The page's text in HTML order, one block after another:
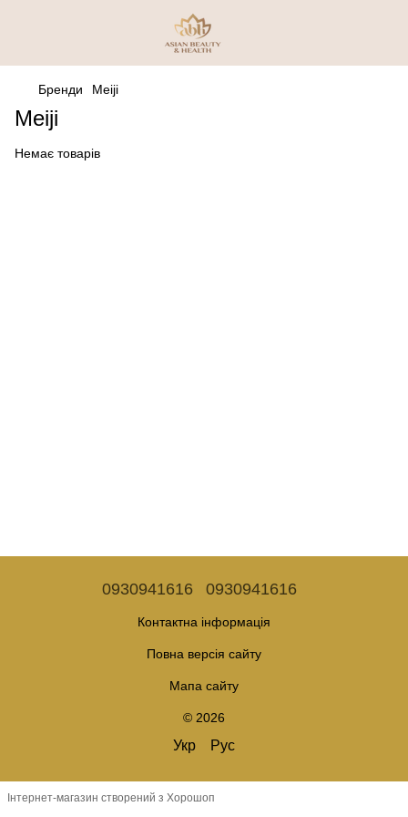
Бренди Meiji
Meiji
Немає товарів
0930941616 0930941616
Контактна інформація
Повна версія сайту
Мапа сайту
© 2026
Укр Рус
Інтернет-магазин створений з Хорошоп